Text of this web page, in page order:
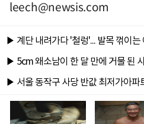
leech@newsis.com